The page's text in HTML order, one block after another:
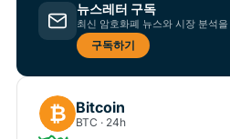
뉴스레터 구독
최신 암호화폐 뉴스와 시장 분석
구독하기
₿ Bitcoin
BTC · 24h